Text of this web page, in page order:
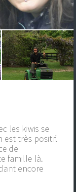
les kiwis se
est très positif.
de
famille là.
encore